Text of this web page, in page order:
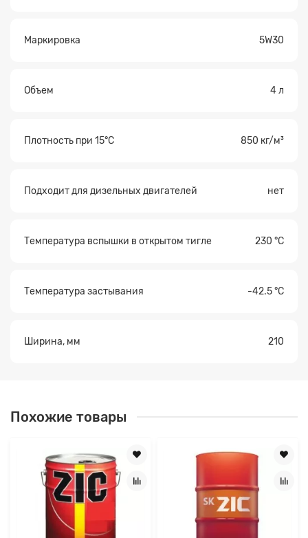
Маркировка 5W30
Объем 4 л
Плотность при 15°С 850 кг/м³
Подходит для дизельных двигателей нет
Температура вспышки в открытом тигле 230 °С
Температура застывания -42.5 °С
Ширина, мм 210
Похожие товары